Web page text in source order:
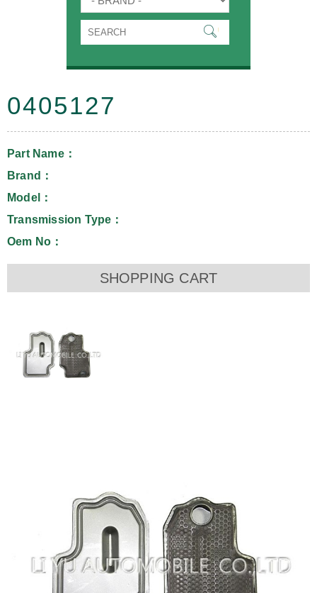
0405127
Part Name：
Brand：
Model：
Transmission Type：
Oem No：
SHOPPING CART